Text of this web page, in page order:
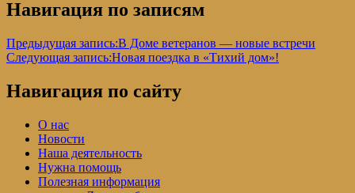
Навигация по записям
Предыдущая запись:В Доме ветеранов — новые встречи
Следующая запись:Новая поездка в «Тихий дом»!
Навигация по сайту
О нас
Новости
Наша деятельность
Нужна помощь
Полезная информация